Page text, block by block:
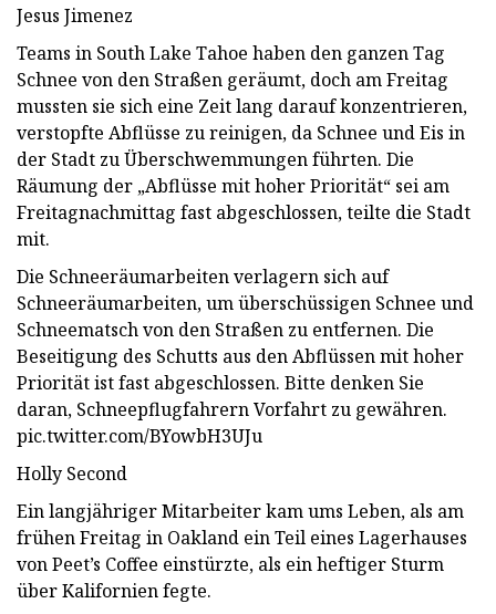
Jesus Jimenez
Teams in South Lake Tahoe haben den ganzen Tag
Schnee von den Straßen geräumt, doch am Freitag
mussten sie sich eine Zeit lang darauf konzentrieren,
verstopfte Abflüsse zu reinigen, da Schnee und Eis in
der Stadt zu Überschwemmungen führten. Die
Räumung der „Abflüsse mit hoher Priorität“ sei am
Freitagnachmittag fast abgeschlossen, teilte die Stadt
mit.
Die Schneeräumarbeiten verlagern sich auf
Schneeräumarbeiten, um überschüssigen Schnee und
Schneematsch von den Straßen zu entfernen. Die
Beseitigung des Schutts aus den Abflüssen mit hoher
Priorität ist fast abgeschlossen. Bitte denken Sie
daran, Schneepflugfahrern Vorfahrt zu gewähren.
pic.twitter.com/BYowbH3UJu
Holly Second
Ein langjähriger Mitarbeiter kam ums Leben, als am
frühen Freitag in Oakland ein Teil eines Lagerhauses
von Peet’s Coffee einstürzte, als ein heftiger Sturm
über Kalifornien fegte.